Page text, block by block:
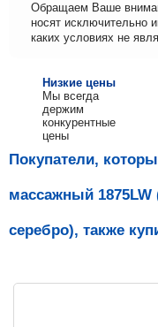
Обращаем Ваше
носят исключительно
каких условиях не
Низкие цены
Мы всегда
держим
конкурентные
цены
Покупатели,
массажный 1875LW
серебро), также